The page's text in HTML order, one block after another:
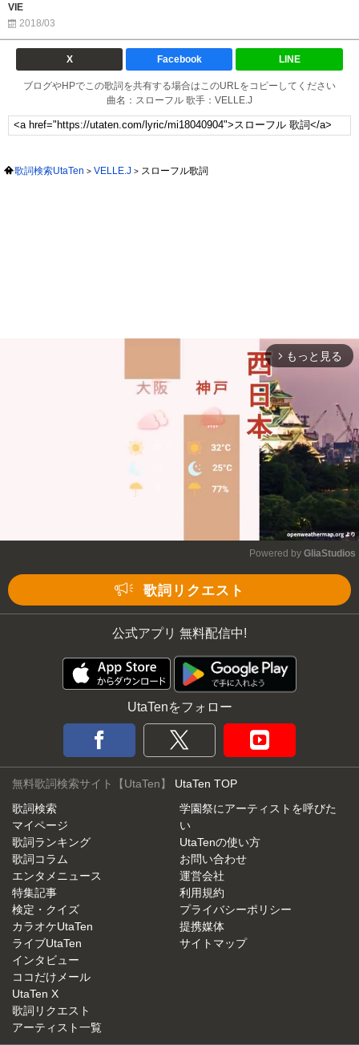
VIE
2018/03
X Facebook LINE
ブログやHPでこの歌詞を共有する場合はこのURLをコピーしてください
曲名：スローフル 歌手：VELLE.J
歌詞検索UtaTen VELLE.J スローフル歌詞
arrow_forward_ios もっと見る
Powered by GliaStudios
歌詞リクエスト
公式アプリ 無料配信中!
UtaTenをフォロー
無料歌詞検索サイト【UtaTen】 UtaTen TOP
歌詞検索
マイページ
歌詞ランキング
歌詞コラム
エンタメニュース
特集記事
検定・クイズ
カラオケUtaTen
ライブUtaTen
インタビュー
ココだけメール
UtaTen X
歌詞リクエスト
アーティスト一覧
学園祭にアーティストを呼びた
い
UtaTenの使い方
お問い合わせ
運営会社
利用規約
プライバシーポリシー
提携媒体
サイトマップ